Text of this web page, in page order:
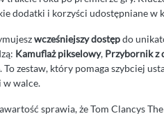
dodatki i korzyści udostępniane w
wcześniejszy dostępdo
Kamuflaż pikselowy, Przybornik z
. To zestaw, który pomaga szybciej
w walce.
sprawia, że Tom Clancys